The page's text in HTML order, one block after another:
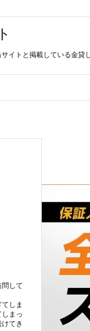
イトと掲載している金貸
問して
しま
まっ
けてき